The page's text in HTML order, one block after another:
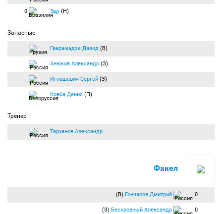
0 Эду (Н)
Запасные
Гварамадзе Давид (В)
Анюков Александр (З)
Игнашевич Сергей (З)
Ковба Денис (П)
Тренер
Тарханов Александр
Факел
(В) Гончаров Дмитрий 0
(З) Бескровный Александр 0